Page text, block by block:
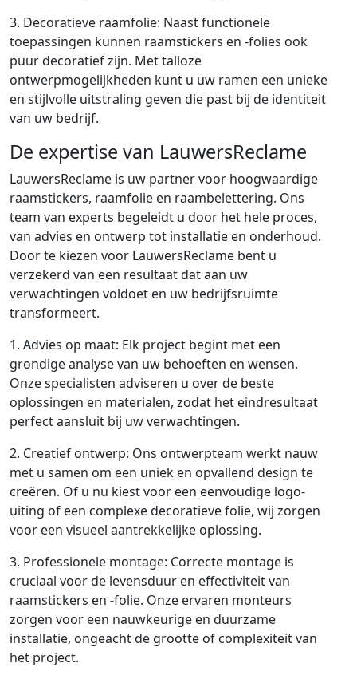
3. Decoratieve raamfolie: Naast functionele
toepassingen kunnen raamstickers en -folies ook
puur decoratief zijn. Met talloze
ontwerpmogelijkheden kunt u uw ramen een unieke
en stijlvolle uitstraling geven die past bij de identiteit
van uw bedrijf.
De expertise van LauwersReclame
LauwersReclame is uw partner voor hoogwaardige
raamstickers, raamfolie en raambelettering. Ons
team van experts begeleidt u door het hele proces,
van advies en ontwerp tot installatie en onderhoud.
Door te kiezen voor LauwersReclame bent u
verzekerd van een resultaat dat aan uw
verwachtingen voldoet en uw bedrijfsruimte
transformeert.
1. Advies op maat: Elk project begint met een
grondige analyse van uw behoeften en wensen.
Onze specialisten adviseren u over de beste
oplossingen en materialen, zodat het eindresultaat
perfect aansluit bij uw verwachtingen.
2. Creatief ontwerp: Ons ontwerpteam werkt nauw
met u samen om een uniek en opvallend design te
creëren. Of u nu kiest voor een eenvoudige logo-
uiting of een complexe decoratieve folie, wij zorgen
voor een visueel aantrekkelijke oplossing.
3. Professionele montage: Correcte montage is
cruciaal voor de levensduur en effectiviteit van
raamstickers en -folie. Onze ervaren monteurs
zorgen voor een nauwkeurige en duurzame
installatie, ongeacht de grootte of complexiteit van
het project.